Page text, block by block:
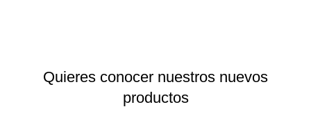
Quieres conocer nuestros nuevos
productos